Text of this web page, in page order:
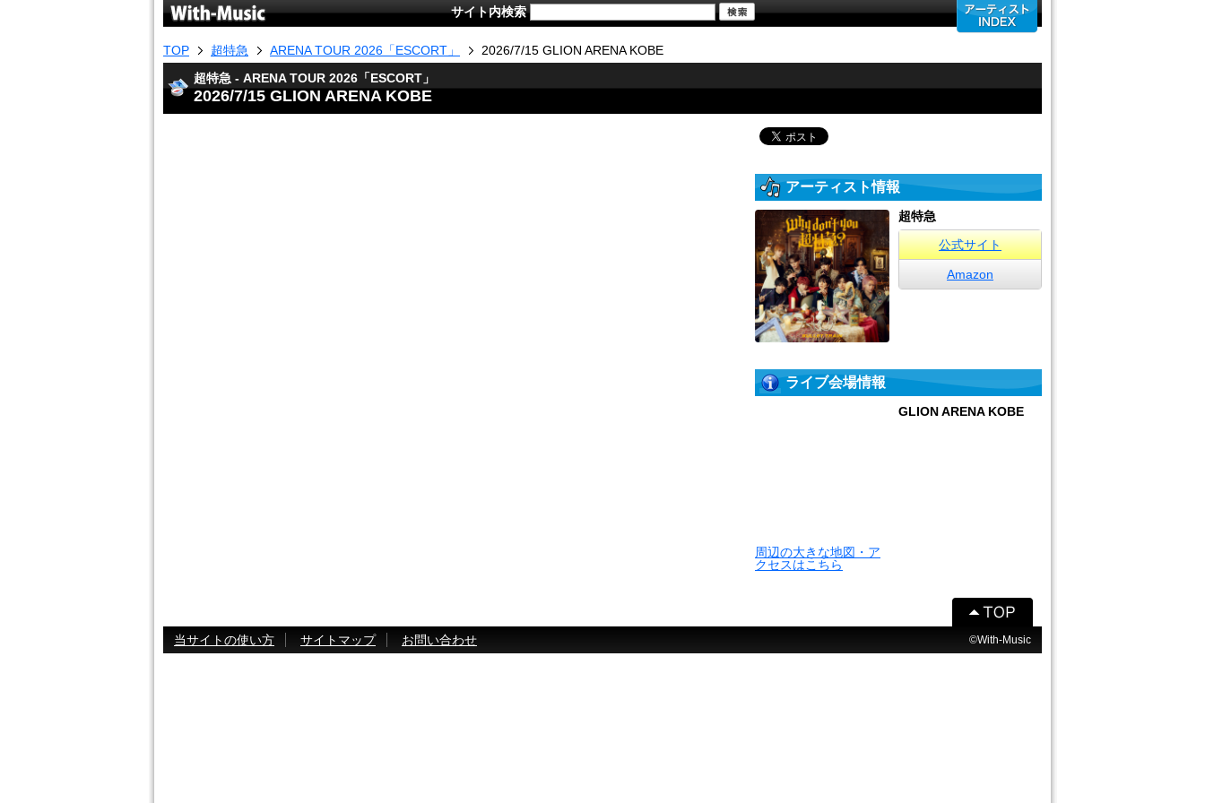
サイト内検索
TOP 超特急 ARENA TOUR 2026「ESCORT」
2026/7/15 GLION ARENA KOBE
超特急 - ARENA TOUR 2026「ESCORT」
2026/7/15 GLION ARENA KOBE
アーティスト情報
超特急
公式サイト
Amazon
ライブ会場情報
周辺の大きな地図・ア
クセスはこちら
GLION ARENA KOBE
当サイトの使い方 サイトマップ お問い合わせ ©With-Music